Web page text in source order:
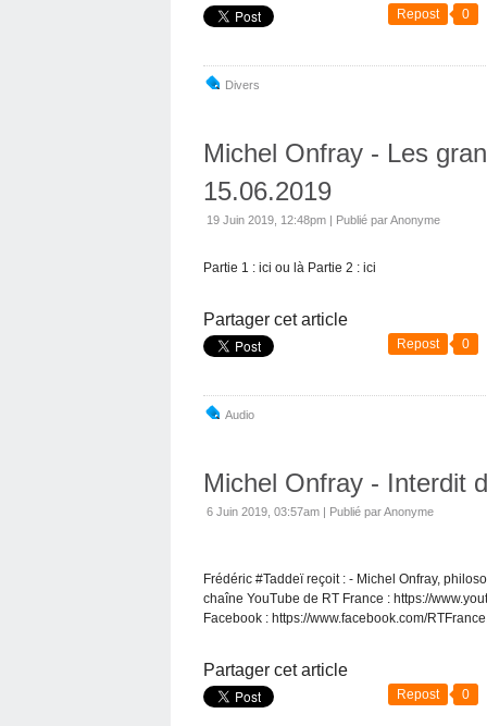
Repost 0
Divers
Michel Onfray - Les
15.06.2019
19 Juin 2019, 12:48pm | Publié par Anonyme
Partie 1 : ici ou là Partie 2 : ici
Partager cet article
Repost 0
Audio
Michel Onfray - Interdit
6 Juin 2019, 03:57am | Publié par Anonyme
Frédéric #Taddeï reçoit : - Michel Onfray,
chaîne YouTube de RT France : https://
Facebook : https://www.facebook.com/
Partager cet article
Repost 0